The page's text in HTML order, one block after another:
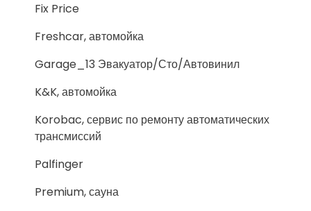
Fix Price
Freshcar, автомойка
Garage_13 Эвакуатор/Сто/Автовинил
K&K, автомойка
Korobac, сервис по ремонту автоматических
трансмиссий
Palfinger
Premium, сауна